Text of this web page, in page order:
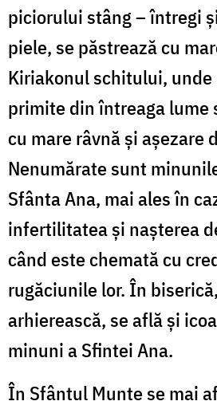
piciorului stâng – întregi
piele, se păstrează cu
Kiriakonul schitului,
primite din întreaga lume
cu mare râvnă şi aşezare
Nenumărate sunt
Sfânta Ana, mai ales în
infertilitatea şi naşterea
când este chemată cu
rugăciunile lor. În
arhierească, se află şi
minuni a Sfintei Ana.
În Sfântul Munte se mai